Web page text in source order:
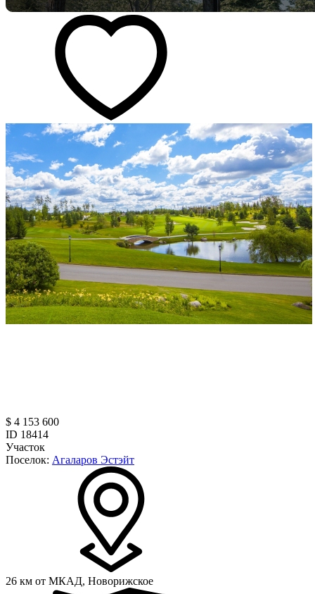
$ 4 153 600
ID 18414
Участок
Поселок: Агаларов Эстэйт
26 км от МКАД, Новорижское